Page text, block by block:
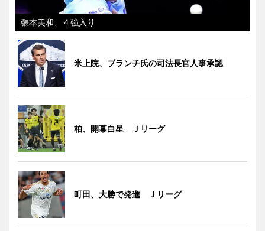
張本美和、４強入り
米上院、ブランチ氏の司法長官人事承認
柏、開幕白星 Ｊリーグ
町田、大勝で発進 Ｊリーグ